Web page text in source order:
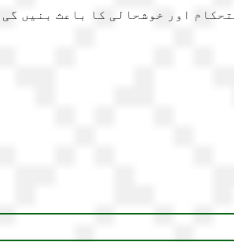
اور خوشحالی کا باعث بنیں گی۔